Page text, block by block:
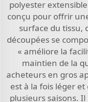
polyester
conçu pour offrir
surface du tissu,
découpées se
« améliore la
maintien de la
acheteurs en gros
est à la fois léger
plusieurs saisons.